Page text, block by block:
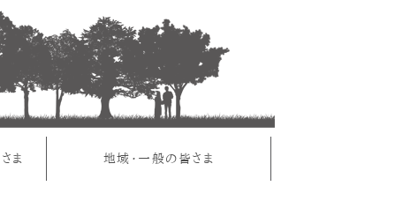
ま 地域・一般の皆さま